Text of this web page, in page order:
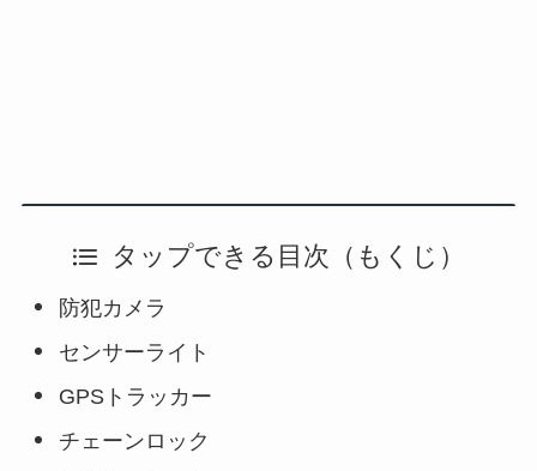
タップできる目次（もくじ）
防犯カメラ
センサーライト
GPSトラッカー
チェーンロック